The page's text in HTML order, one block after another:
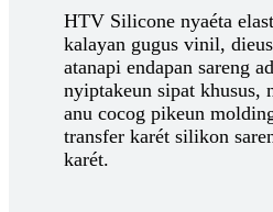
HTV Silicone nyaéta
kalayan gugus vinil,
atanapi endapan sareng
nyiptakeun sipat khusus,
anu cocog pikeun
transfer karét silikon
karét.